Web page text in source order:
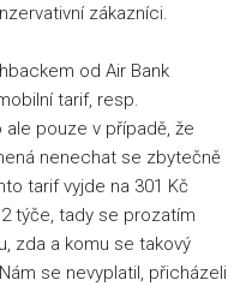
zákazníci.
od Air Bank
tarif, resp.
pouze v případě, že
nenechat se zbytečně
tarif vyjde na 301 Kč
týče, tady se prozatím
zda a komu se takový
se nevyplatil, přicházeli